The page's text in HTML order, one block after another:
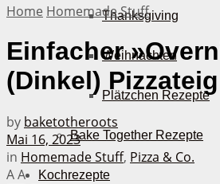
Thanksgiving
Weihnachten
Plätzchen Rezepte
Bake Together Rezepte
Kochrezepte
Home Homemade Stuff
Einfacher
(Dinkel) Pizzateig
by baketotheroots
Mai 16, 2023
in Homemade Stuff, Pizza & Co.
AA